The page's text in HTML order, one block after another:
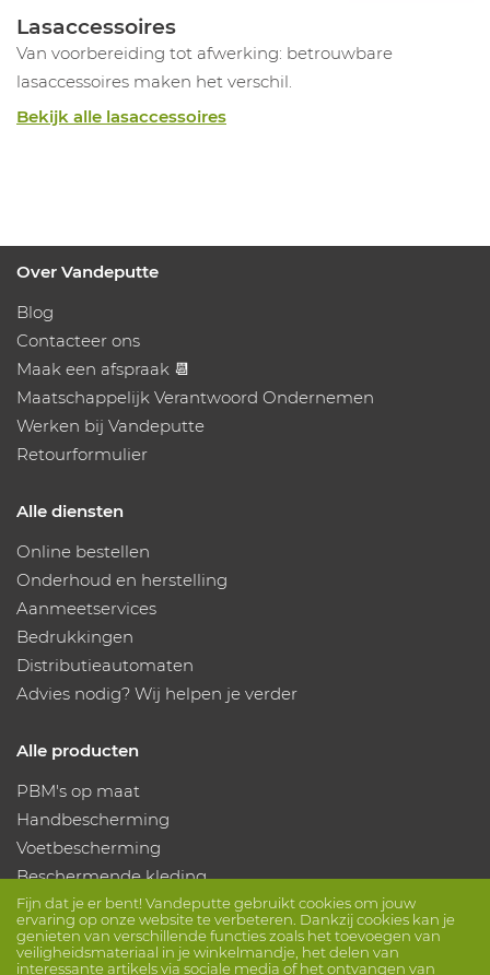
Lasaccessoires
Van voorbereiding tot afwerking: betrouwbare
lasaccessoires maken het verschil.
Bekijk alle lasaccessoires
Fijn dat je er bent! Vandeputte gebruikt cookies om jouw
ervaring op onze website te verbeteren. Dankzij cookies kan je
genieten van verschillende functies zoals het toevoegen van
veiligheidsmateriaal in je winkelmandje, het delen van
interessante artikels via sociale media of het ontvangen van
Over Vandeputte
Blog
Contacteer ons
Maak een afspraak 📆
Maatschappelijk Verantwoord Ondernemen
Werken bij Vandeputte
Retourformulier
Alle diensten
Online bestellen
Onderhoud en herstelling
Aanmeetservices
Bedrukkingen
Distributieautomaten
Advies nodig? Wij helpen je verder
Alle producten
PBM's op maat
Handbescherming
Voetbescherming
Beschermende kleding
Volg ons